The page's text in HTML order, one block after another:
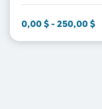
0,00 $ - 250,00 $